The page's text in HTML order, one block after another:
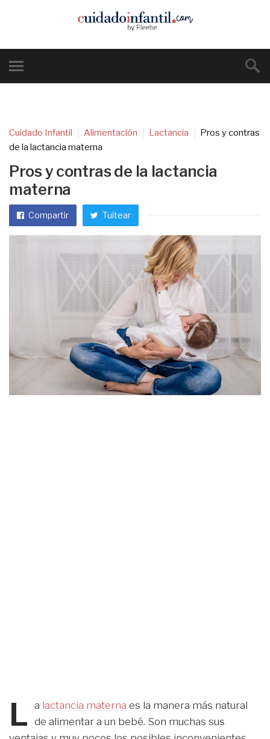
Cuidado Infantil Alimentación Lactancia
Pros y contras
de la lactancia materna
Pros y contras de la lactancia
materna
Compartir Tuitear
L a lactancia materna es la manera más natural
de alimentar a un bebé. Son muchas sus